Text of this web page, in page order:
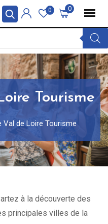
0
0
Tourisme
Val de Loire Tourisme
à la découverte des
principales villes de la